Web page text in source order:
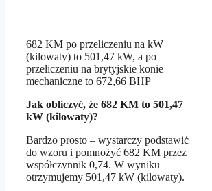
682 KM po przeliczeniu na kW
(kilowaty) to 501,47 kW, a po
przeliczeniu na brytyjskie konie
mechaniczne to 672,66 BHP
Jak obliczyć, że 682 KM to 501,47
kW (kilowaty)?
Bardzo prosto – wystarczy podstawić
do wzoru i pomnożyć 682 KM przez
współczynnik 0,74. W wyniku
otrzymujemy 501,47 kW (kilowaty).